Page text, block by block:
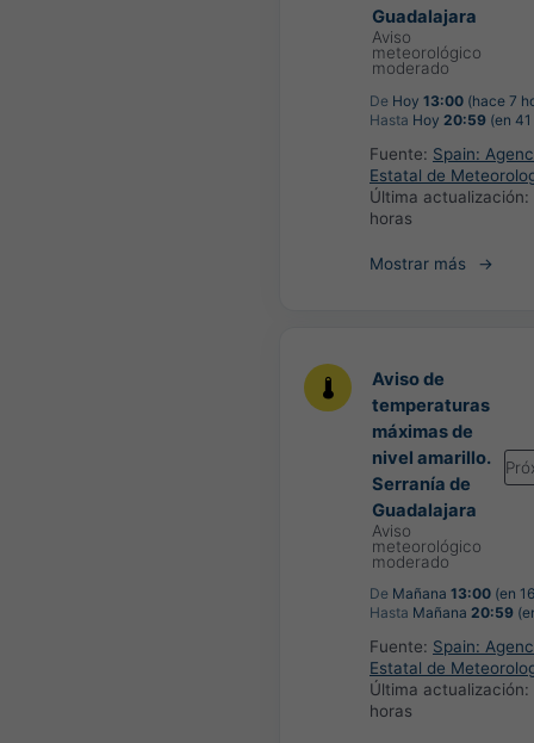
Guadalajara
Aviso
meteorológico
moderado
De Hoy 13:00 (hace 7
Hasta Hoy 20:59 (en
Fuente: Spain:
Estatal de
Última actualización:
horas
Mostrar más
Aviso de
temperaturas
máximas de
nivel amarillo.
Serranía de
Guadalajara
Aviso
meteorológico
moderado
De Mañana 13:00 (en
Hasta Mañana 20:59
Fuente: Spain:
Estatal de
Última actualización:
horas